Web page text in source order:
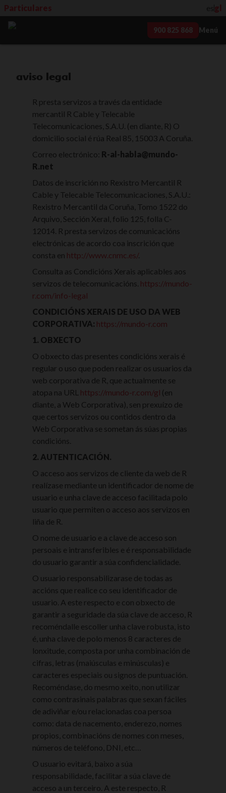
Particulares gl
900 825 868 Menú
aviso legal
R presta servizos a través da entidade
mercantil R Cable y Telecable
Telecomunicaciones, S.A.U. (en diante, R) O
domicilio social é rúa Real 85, 15003 A Coruña.
Correo electrónico: R-al-habla@mundo-
R.net
Datos de inscrición no Rexistro Mercantil R
Cable y Telecable Telecomunicaciones, S.A.U.:
Rexistro Mercantil da Coruña, Tomo 1522 do
Arquivo, Sección Xeral, folio 125, folla C-
12014. R presta servizos de comunicacións
electrónicas de acordo coa inscrición que
consta en http://www.cnmc.es/.
Consulta as Condicións Xerais aplicables aos
servizos de telecomunicacións. https://mundo-
r.com/info-legal
CONDICIÓNS XERAIS DE USO DA WEB
CORPORATIVA: https://mundo-r.com
1. OBXECTO
O obxecto das presentes condicións xerais é
regular o uso que poden realizar os usuarios da
web corporativa de R, que actualmente se
atopa na URL https://mundo-r.com/gl (en
diante, a Web Corporativa), sen prexuízo de
que certos servizos ou contidos dentro da
Web Corporativa se sometan ás súas propias
condicións.
2. AUTENTICACIÓN.
O acceso aos servizos de cliente da web de R
realízase mediante un identificador de nome de
usuario e unha clave de acceso facilitada polo
usuario que permiten o acceso aos servizos en
liña de R.
O nome de usuario e a clave de acceso son
persoais e intransferibles e é responsabilidade
do usuario garantir a súa confidencialidade.
O usuario responsabilizarase de todas as
accións que realice co seu identificador de
usuario. A este respecto e con obxecto de
garantir a seguridade da súa clave de acceso, R
recoméndalle escoller unha clave robusta, isto
é, unha clave de polo menos 8 caracteres de
lonxitude, composta por unha combinación de
cifras, letras (maiúsculas e minúsculas) e
caracteres especiais ou signos de puntuación.
Recoméndase, do mesmo xeito, non utilizar
como contrasinais palabras que sexan fáciles
de adiviñar e/ou relacionadas coa persoa
como: data de nacemento, enderezo, nomes
propios, combinacións de nomes con meses,
números de teléfono, DNI, etc…
O usuario evitará, baixo a súa
responsabilidade, facilitar a súa clave de
acceso a un terceiro. A este respecto, R